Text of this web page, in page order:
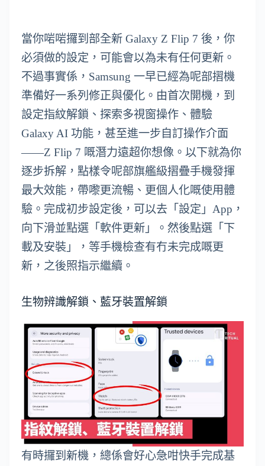
當你啱啱攞到部全新 Galaxy Z Flip 7 後，你
必須做的設定，可能會以為未有任何更新。
不過事實係，Samsung 一早已經為呢部摺機
準備好一系列修正與優化。由首次開機，到
設定指紋解鎖、探索多視窗操作、體驗
Galaxy AI 功能，甚至進一步自訂操作介面
——Z Flip 7 嘅潛力遠超你想像。以下就為你
逐步拆解，點樣令呢部旗艦級摺疊手機發揮
最大效能，帶嚟更流暢、更個人化嘅使用體
驗。完成初步設定後，可以去「設定」App，
向下滑並點選「軟件更新」。然後點選「下
載及安裝」，等手機檢查有冇未完成嘅更
新，之後照指示繼續。
生物辨識解鎖、藍牙裝置解鎖
有時攞到新機，總係會好心急咁快手完成基